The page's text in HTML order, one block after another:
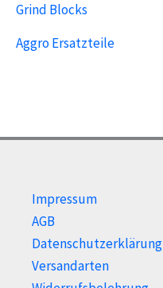
Grind Blocks
Aggro Ersatzteile
Impressum
AGB
Datenschutzerklärung
Versandarten